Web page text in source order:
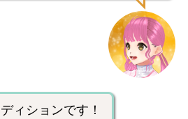
ィションです！